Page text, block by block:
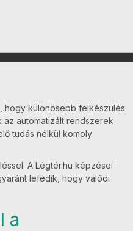
hogy különösebb felkészülés
automatizált rendszerek
tudás nélkül komoly
A Légtér.hu képzései
lefedik, hogy valódi
a